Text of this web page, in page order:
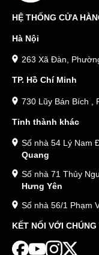
HỆ THỐNG CỬA
Hà Nội
263 Xã Đàn,
TP. Hồ Chí Minh
730 Lũy Bán Bích ,
Tỉnh thành khác
Số nhà 54 Lý Nam
Quang
Số nhà 71 Thủy
Hưng Yên
Số nhà 56/1 Phạm
KẾT NỐI VỚI CHÚNG